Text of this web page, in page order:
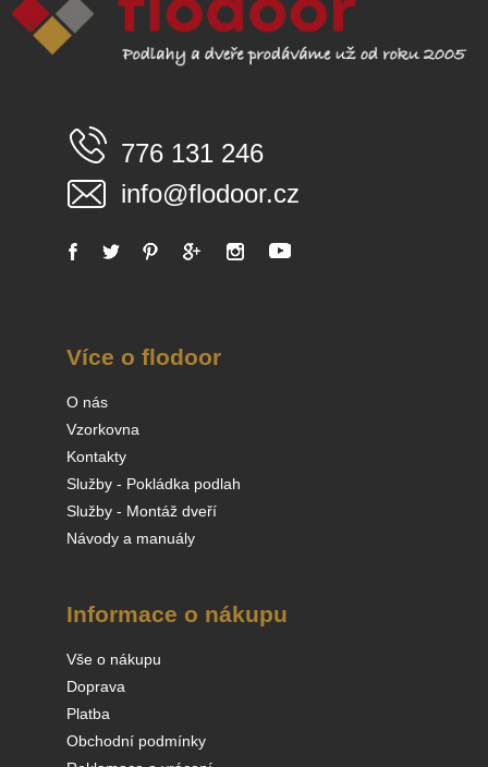
776 131 246
info@flodoor.cz
Více o flodoor
O nás
Vzorkovna
Kontakty
Služby - Pokládka podlah
Služby - Montáž dveří
Návody a manuály
Informace o nákupu
Vše o nákupu
Doprava
Platba
Obchodní podmínky